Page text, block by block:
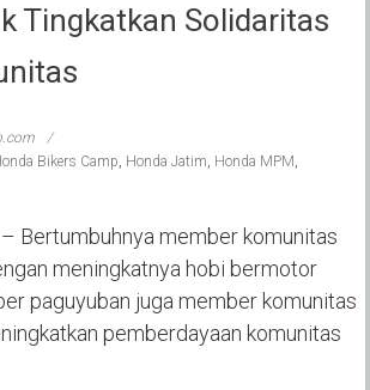
Tingkatkan Solidaritas
Bikers Camp, Honda Jatim, Honda MPM,
Bertumbuhnya member komunitas
meningkatnya hobi bermotor
paguyuban juga member komunitas
pemberdayaan komunitas